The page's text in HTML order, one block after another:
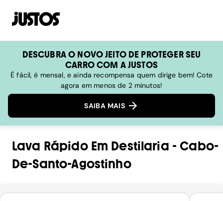
DESCUBRA O NOVO JEITO DE PROTEGER SEU
CARRO COM A JUSTOS
É fácil, é mensal, e ainda recompensa quem dirige bem! Cote
agora em menos de 2 minutos!
SAIBA MAIS
Lava RápidoEm Destilaria -Cabo-
De-Santo-Agostinho